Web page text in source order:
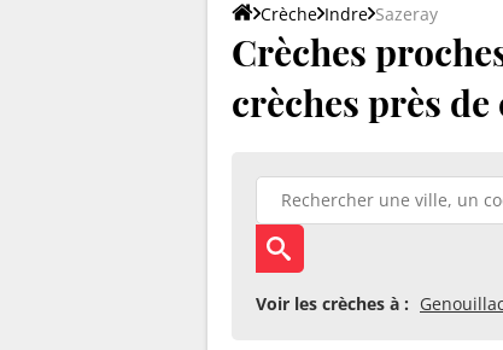
Crèche Indre Sazeray
Crèches
crèches près de
Voir les crèches à : Genouillac